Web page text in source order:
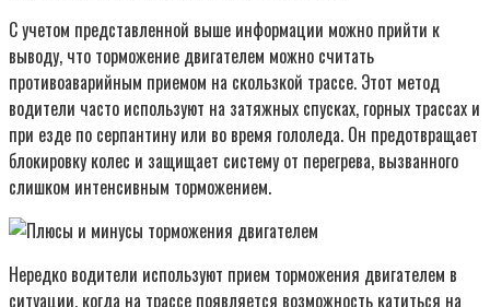
С учетом представленной выше информации можно прийти к
выводу, что торможение двигателем можно считать
противоаварийным приемом на скользкой трассе. Этот метод
водители часто используют на затяжных спусках, горных трассах и
при езде по серпантину или во время гололеда. Он предотвращает
блокировку колес и защищает систему от перегрева, вызванного
слишком интенсивным торможением.
Нередко водители используют прием торможения двигателем в
ситуации, когда на трассе появляется возможность катиться на